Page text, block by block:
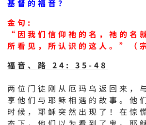
基督的福音？
金句:
“因我们信仰祂的名，祂的名
所看见，所认识的这人。”（
福音、路 24: 35-48
两位门徒刚从厄玛乌返回来，
享他们与耶稣相遇的故事。他
时候，耶稣突然出现了！在惊